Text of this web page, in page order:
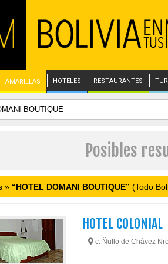
AMARILLAS HOTELES RESTAURANTES
Posibles
» “HOTEL DOMANI BOUTIQUE” (Todo
HOTEL COLONIAL
c. Ñuflo de Chávez